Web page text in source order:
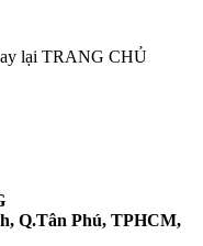
lại TRANG CHỦ
Q.Tân Phú, TPHCM,